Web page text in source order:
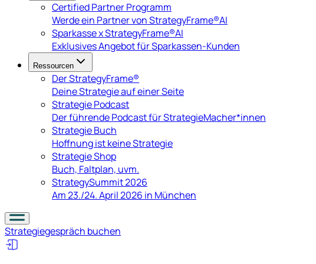
Certified Partner Programm
Werde ein Partner von StrategyFrame®AI
Sparkasse x StrategyFrame®AI
Exklusives Angebot für Sparkassen-Kunden
Ressourcen
Der StrategyFrame®
Deine Strategie auf einer Seite
Strategie Podcast
Der führende Podcast für StrategieMacher*innen
Strategie Buch
Hoffnung ist keine Strategie
Strategie Shop
Buch, Faltplan, uvm.
StrategySummit 2026
Am 23./24. April 2026 in München
Strategiegespräch buchen